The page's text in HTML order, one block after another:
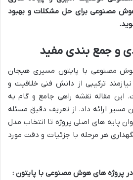
هوش مصنوعی برای حل مشکلات و بهبود
.
و جمع بندی مفید
مصنوعی با پایتون مسیری هیجان
ترکیبی از دانش فنی خلاقیت و
این مقاله نقشه راهی جامع و گام به
مسیر ارائه داد. از تعریف دقیق مسئله
پایه های اصلی پروژه تا انتخاب مدل
هر مرحله با جزئیات و دقت مورد
پروژه های هوش مصنوعی با پایتون :